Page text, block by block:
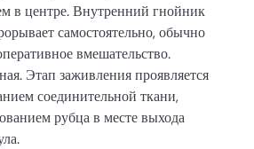
в центре. Внутренний гнойник
самостоятельно, обычно
вмешательство.
Этап заживления проявляется
соединительной ткани,
рубца в месте выхода